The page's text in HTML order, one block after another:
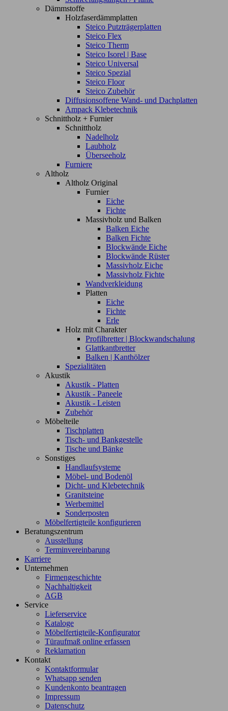
Dämmstoffe
Holzfaserdämmplatten
Steico Putzträgerplatten
Steico Flex
Steico Therm
Steico Isorel | Base
Steico Universal
Steico Spezial
Steico Floor
Steico Zubehör
Diffusionsoffene Wand- und Dachplatten
Ampack Klebetechnik
Schnittholz + Furnier
Schnittholz
Nadelholz
Laubholz
Überseeholz
Furniere
Altholz
Altholz Original
Furnier
Eiche
Fichte
Massivholz und Balken
Balken Eiche
Balken Fichte
Blockwände Eiche
Blockwände Rüster
Massivholz Eiche
Massivholz Fichte
Wandverkleidung
Platten
Eiche
Fichte
Erle
Holz mit Charakter
Profilbretter | Blockwandschalung
Glattkantbretter
Balken | Kanthölzer
Spezialitäten
Akustik
Akustik - Platten
Akustik - Paneele
Akustik - Leisten
Zubehör
Möbelteile
Tischplatten
Tisch- und Bankgestelle
Tische und Bänke
Sonstiges
Handlaufsysteme
Möbel- und Bodenöl
Dicht- und Klebetechnik
Granitsteine
Werbemittel
Sonderposten
Möbelfertigteile konfigurieren
Beratungszentrum
Ausstellung
Terminvereinbarung
Karriere
Unternehmen
Firmengeschichte
Nachhaltigkeit
AGB
Service
Lieferservice
Kataloge
Möbelfertigteile-Konfigurator
Türaufmaß online erfassen
Reklamation
Kontakt
Kontaktformular
Whatsapp senden
Kundenkonto beantragen
Impressum
Datenschutz